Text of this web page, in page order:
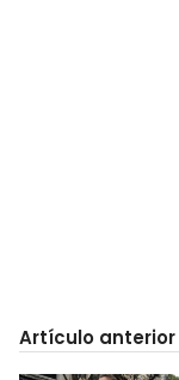
Artículo anterior